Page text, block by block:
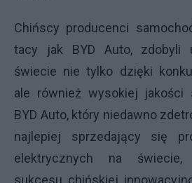
Chińscy producenci
tacy jak BYD Auto, zdobyli
świecie nie tylko dzięki
ale również wysokiej jakości
BYD Auto, który niedawno
najlepiej sprzedający się
elektrycznych na świecie,
sukcesu chińskiej